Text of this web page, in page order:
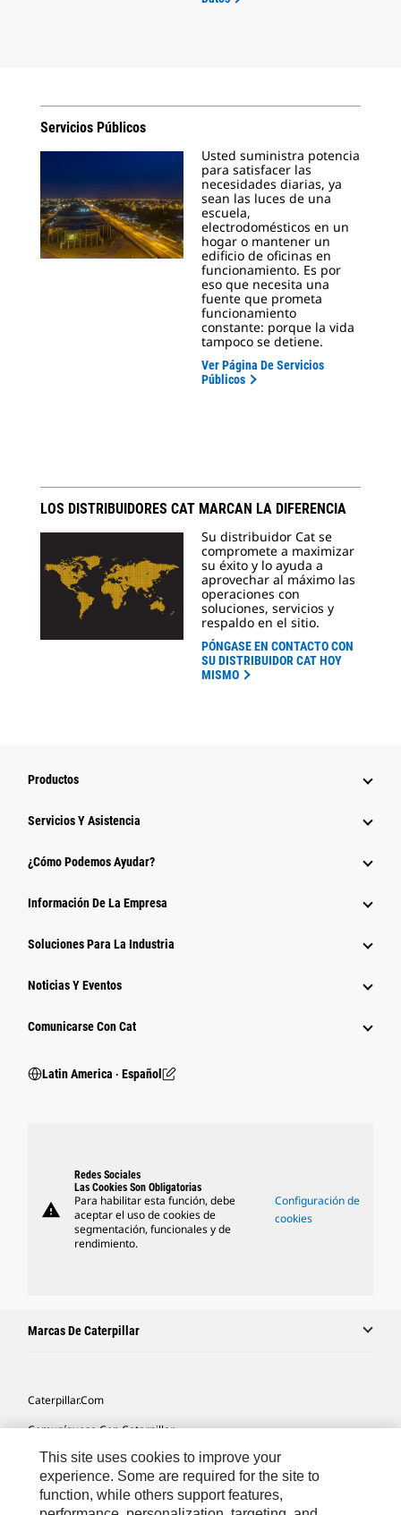
Servicios Públicos
Usted suministra potencia
para satisfacer las
necesidades diarias, ya
sean las luces de una
escuela,
electrodomésticos en un
hogar o mantener un
edificio de oficinas en
funcionamiento. Es por
eso que necesita una
fuente que prometa
funcionamiento
constante: porque la vida
tampoco se detiene.
Ver Página De Servicios
Públicos
LOS DISTRIBUIDORES CAT MARCAN LA DIFERENCIA
Su distribuidor Cat se
compromete a maximizar
su éxito y lo ayuda a
aprovechar al máximo las
operaciones con
soluciones, servicios y
respaldo en el sitio.
PÓNGASE EN CONTACTO CON
SU DISTRIBUIDOR CAT HOY
MISMO
Productos
Servicios Y Asistencia
¿Cómo Podemos Ayudar?
Información De La Empresa
Soluciones Para La Industria
Noticias Y Eventos
Comunicarse Con Cat
Latin America ‧ Español
warning
Redes Sociales
Las Cookies Son Obligatorias
Para habilitar esta función, debe
aceptar el uso de cookies de
segmentación, funcionales y de
rendimiento.
Configuración de
cookies
Marcas De Caterpillar
Caterpillar.com
Comuníquese Con Caterpillar
Mis Preferencias De Marketing
Mapa Del Sitio
This site uses cookies to improve your
experience. Some are required for the site to
function, while others support features,